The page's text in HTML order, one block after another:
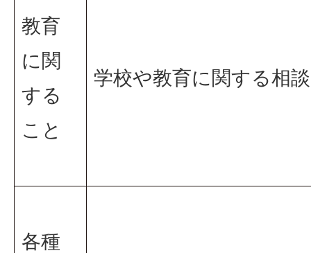
教育
に関
する
こと
学校や教育に関する相談
各種